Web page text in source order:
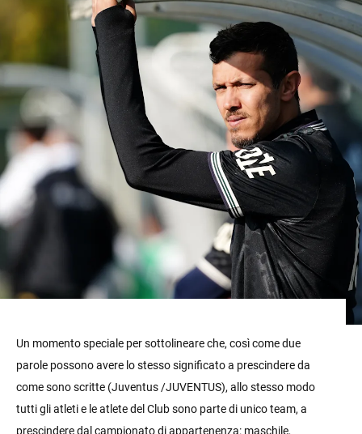
Un momento speciale per sottolineare che, così come due
parole possono avere lo stesso significato a prescindere da
come sono scritte (Juventus /JUVENTUS), allo stesso modo
tutti gli atleti e le atlete del Club sono parte di unico team, a
prescindere dal campionato di appartenenza: maschile,